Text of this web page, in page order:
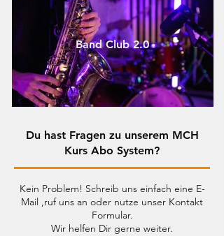
Band Club 2.0
Du hast Fragen zu unserem MCH
Kurs Abo System?
Kein Problem! Schreib uns einfach eine E-
Mail ,ruf uns an oder nutze unser Kontakt
Formular.
Wir helfen Dir gerne weiter.